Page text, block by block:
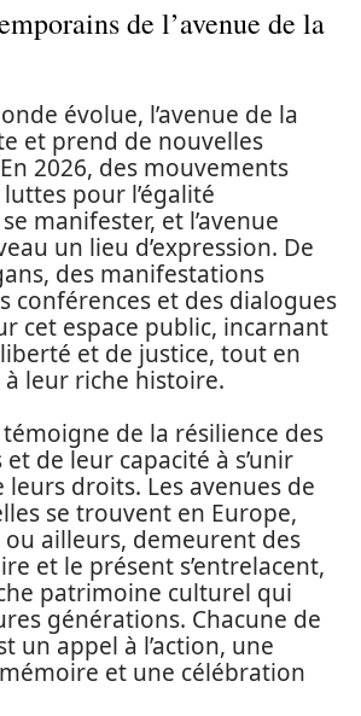
de l’avenue de la
évolue, l’avenue de la
et prend de nouvelles
2026, des mouvements
pour l’égalité
manifester, et l’avenue
un lieu d’expression. De
des manifestations
conférences et des dialogues
cet espace public, incarnant
et de justice, tout en
leur riche histoire.
de la résilience des
de leur capacité à s’unir
droits. Les avenues de
se trouvent en Europe,
ou ailleurs, demeurent des
et le présent s’entrelacent,
patrimoine culturel qui
générations. Chacune de
un appel à l’action, une
et une célébration